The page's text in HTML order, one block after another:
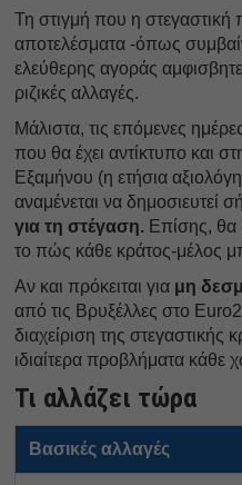
Τη στιγμή που η στεγαστική
αποτελέσματα -όπως
ελεύθερης αγοράς
ριζικές αλλαγές.
Μάλιστα, τις επόμενες ημέρες
που θα έχει αντίκτυπο και
Εξαμήνου (η ετήσια
αναμένεται να δημοσιευτεί
για τη στέγαση. Επίσης, θα
το πώς κάθε κράτος-μέλος
Αν και πρόκειται για μη
από τις Βρυξέλλες στο
διαχείριση της στεγαστικής
ιδιαίτερα προβλήματα κάθε
Τι αλλάζει τώρα
Βασικές αλλαγές